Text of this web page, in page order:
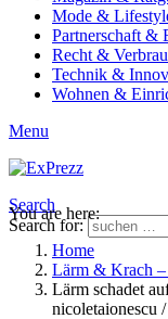
Mode &
Partnerschaft &
Recht &
Technik &
Wohnen &
Menu
Search
Search for:
You are here:
Home
Lärm & Krach –
Lärm schadet
nicoletaionescu